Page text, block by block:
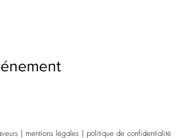
| mentions légales | politique de confidentialité